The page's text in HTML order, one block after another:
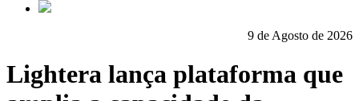
9 de Agosto de 2026
Lightera lança plataforma que